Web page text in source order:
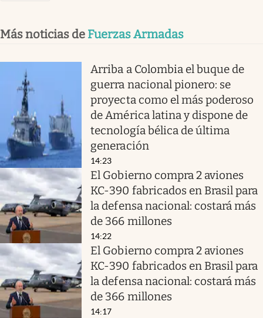
Más noticias de Fuerzas Armadas
Arriba a Colombia el buque de
guerra nacional pionero: se
proyecta como el más poderoso
de América latina y dispone de
tecnología bélica de última
generación
14:23
El Gobierno compra 2 aviones
KC-390 fabricados en Brasil para
la defensa nacional: costará más
de 366 millones
14:22
El Gobierno compra 2 aviones
KC-390 fabricados en Brasil para
la defensa nacional: costará más
de 366 millones
14:17